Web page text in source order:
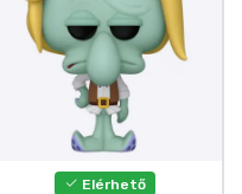
Elérhető